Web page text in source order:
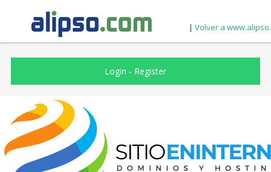
| Volver a
Login - Register